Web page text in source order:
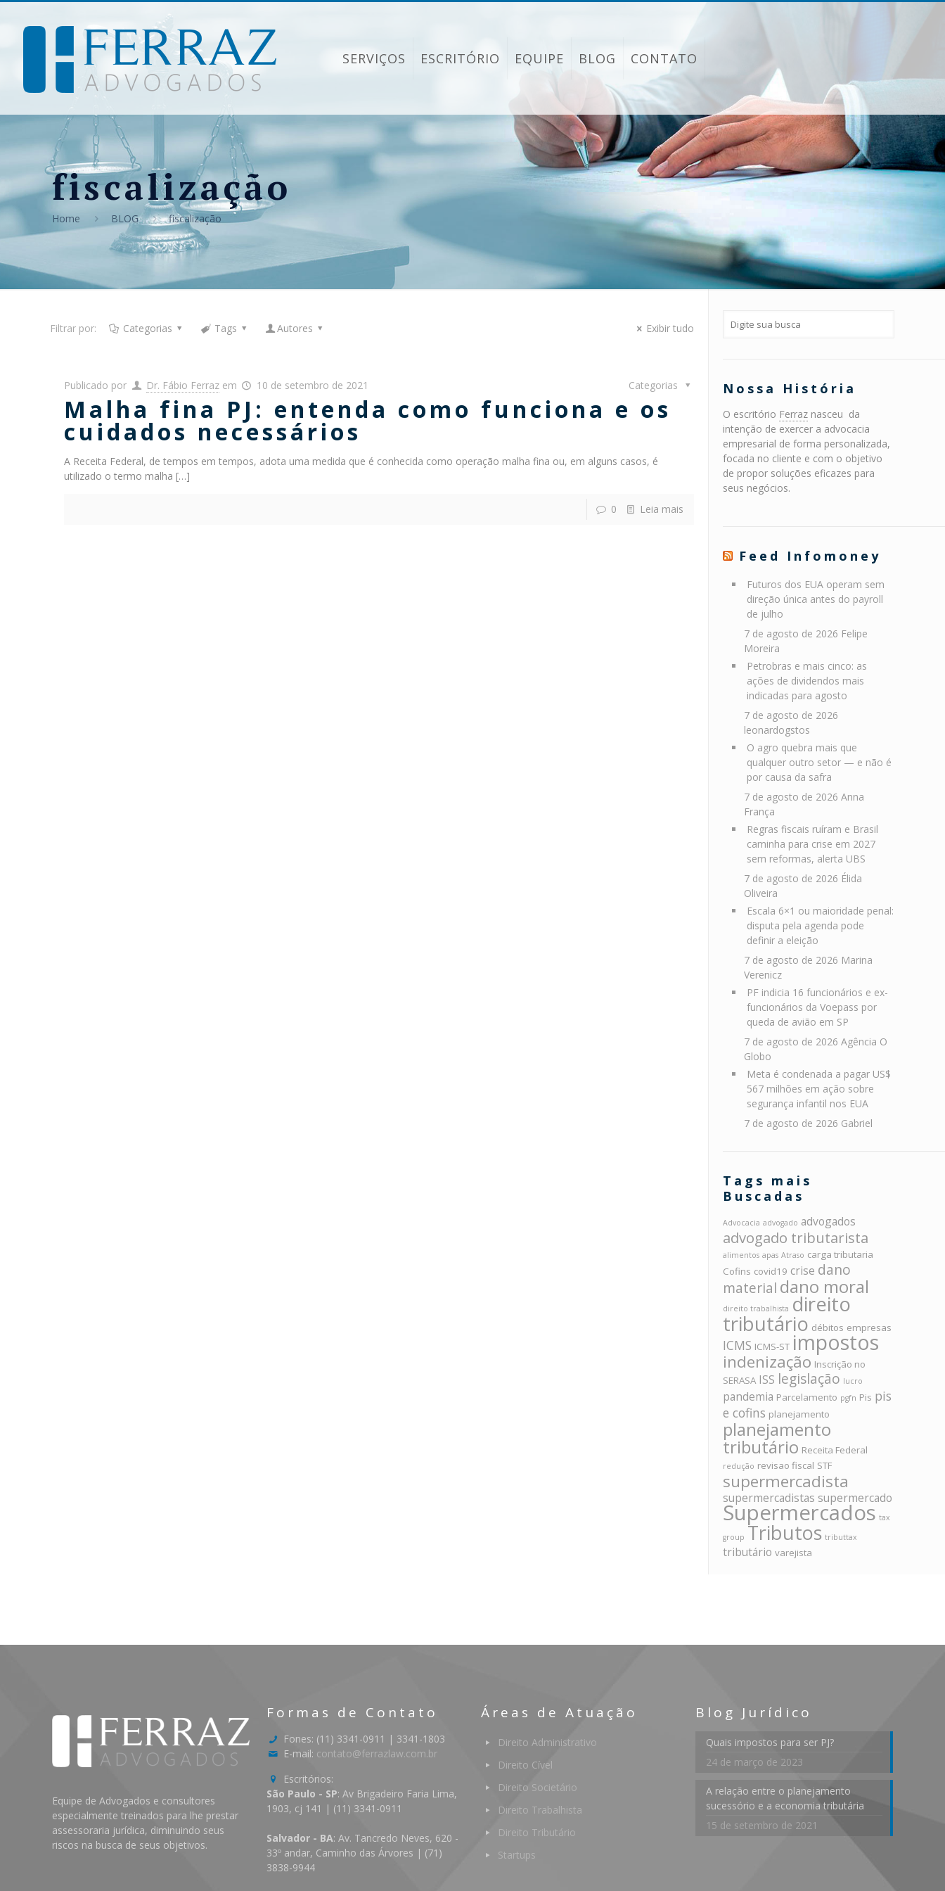
SERVIÇOS ESCRITÓRIO EQUIPE BLOG CONTATO
fiscalização
Home BLOG fiscalização
Filtrar por: Categorias Tags Autores Exibir tudo
Publicado por Dr. Fábio Ferraz em 10 de setembro de 2021 Categorias
Malha fina PJ: entenda como funciona e os
cuidados necessários
A Receita Federal, de tempos em tempos, adota uma medida que é conhecida como operação malha fina ou, em alguns casos, é
utilizado o termo malha […]
0 Leia mais
Nossa História
O escritório Ferraznasceu da
intenção de exercer a advocacia
empresarial de forma personalizada,
focada no cliente e com o objetivo
de propor soluções eficazes para
seus negócios.
Feed Infomoney
Futuros dos EUA operam sem
direção única antes do payroll
de julho
7 de agosto de 2026 Felipe
Moreira
Petrobras e mais cinco: as
ações de dividendos mais
indicadas para agosto
7 de agosto de 2026
leonardogstos
O agro quebra mais que
qualquer outro setor — e não é
por causa da safra
7 de agosto de 2026 Anna
França
Regras fiscais ruíram e Brasil
caminha para crise em 2027
sem reformas, alerta UBS
7 de agosto de 2026 Élida
Oliveira
Escala 6×1 ou maioridade penal:
disputa pela agenda pode
definir a eleição
7 de agosto de 2026 Marina
Verenicz
PF indicia 16 funcionários e ex-
funcionários da Voepass por
queda de avião em SP
7 de agosto de 2026 Agência O
Globo
Meta é condenada a pagar US$
567 milhões em ação sobre
segurança infantil nos EUA
7 de agosto de 2026 Gabriel
Tags mais
Buscadas
Advocacia advogado advogados
advogado tributarista
alimentos apas Atraso carga tributaria
Cofins covid19 crise dano
material dano moral
direito trabalhista direito
tributário débitos empresas
ICMS ICMS-ST impostos
indenização Inscrição no
SERASA ISS legislação lucro
pandemia Parcelamento pgfn Pis pis
e cofins planejamento
planejamento
tributário Receita Federal
redução revisao fiscal STF
supermercadista
supermercadistas supermercado
Supermercados tax
group Tributos tributtax
tributário varejista
Equipe de Advogados e consultores
especialmente treinados para lhe prestar
assessoraria jurídica, diminuindo seus
riscos na busca de seus objetivos.
Formas de Contato
Fones: (11) 3341-0911 | 3341-1803
E-mail: contato@ferrazlaw.com.br
Escritórios:
São Paulo - SP: Av Brigadeiro Faria Lima,
1903, cj 141 | (11) 3341-0911
Salvador - BA: Av. Tancredo Neves, 620 -
33º andar, Caminho das Árvores | (71)
3838-9944
Áreas de Atuação
Direito Administrativo
Direito Cível
Direito Societário
Direito Trabalhista
Direito Tributário
Startups
Blog Jurídico
Quais impostos para ser PJ?
24 de março de 2023
A relação entre o planejamento
sucessório e a economia tributária
15 de setembro de 2021